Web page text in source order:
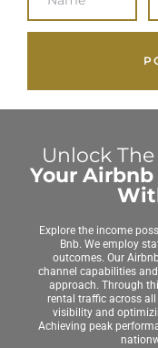
Unlock
Your
Explore the income
Bnb. We employ
outcomes. Our
channel capabilities
approach. Through
rental traffic across
visibility and
Achieving peak